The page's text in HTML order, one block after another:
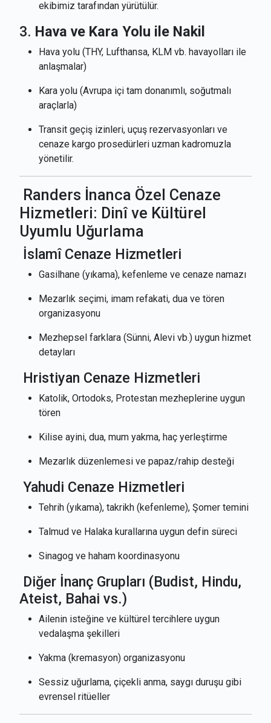
ekibimiz tarafından yürütülür.
3. Hava ve Kara Yolu ile Nakil
Hava yolu (THY, Lufthansa, KLM vb. havayolları ile
anlaşmalar)
Kara yolu (Avrupa içi tam donanımlı, soğutmalı
araçlarla)
Transit geçiş izinleri, uçuş rezervasyonları ve
cenaze kargo prosedürleri uzman kadromuzla
yönetilir.
Randers İnanca Özel Cenaze
Hizmetleri: Dinî ve Kültürel
Uyumlu Uğurlama
İslamî Cenaze Hizmetleri
Gasilhane (yıkama), kefenleme ve cenaze namazı
Mezarlık seçimi, imam refakati, dua ve tören
organizasyonu
Mezhepsel farklara (Sünni, Alevi vb.) uygun hizmet
detayları
Hristiyan Cenaze Hizmetleri
Katolik, Ortodoks, Protestan mezheplerine uygun
tören
Kilise ayini, dua, mum yakma, haç yerleştirme
Mezarlık düzenlemesi ve papaz/rahip desteği
Yahudi Cenaze Hizmetleri
Tehrih (yıkama), takrikh (kefenleme), Şomer temini
Talmud ve Halaka kurallarına uygun defin süreci
Sinagog ve haham koordinasyonu
Diğer İnanç Grupları (Budist, Hindu,
Ateist, Bahai vs.)
Ailenin isteğine ve kültürel tercihlere uygun
vedalaşma şekilleri
Yakma (kremasyon) organizasyonu
Sessiz uğurlama, çiçekli anma, saygı duruşu gibi
evrensel ritüeller